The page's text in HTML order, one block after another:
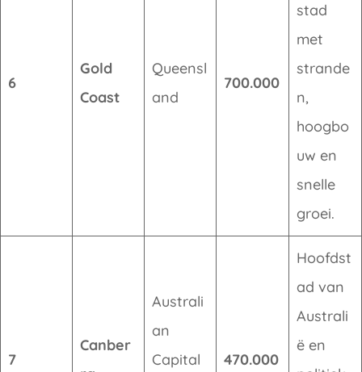
6
Gold
Coast
Queensl
and
700.000
stad
met
strande
n,
hoogbo
uw en
snelle
groei.
7
Canber
Australi
an
Capital
470.000
Hoofdst
ad van
Australi
ë en